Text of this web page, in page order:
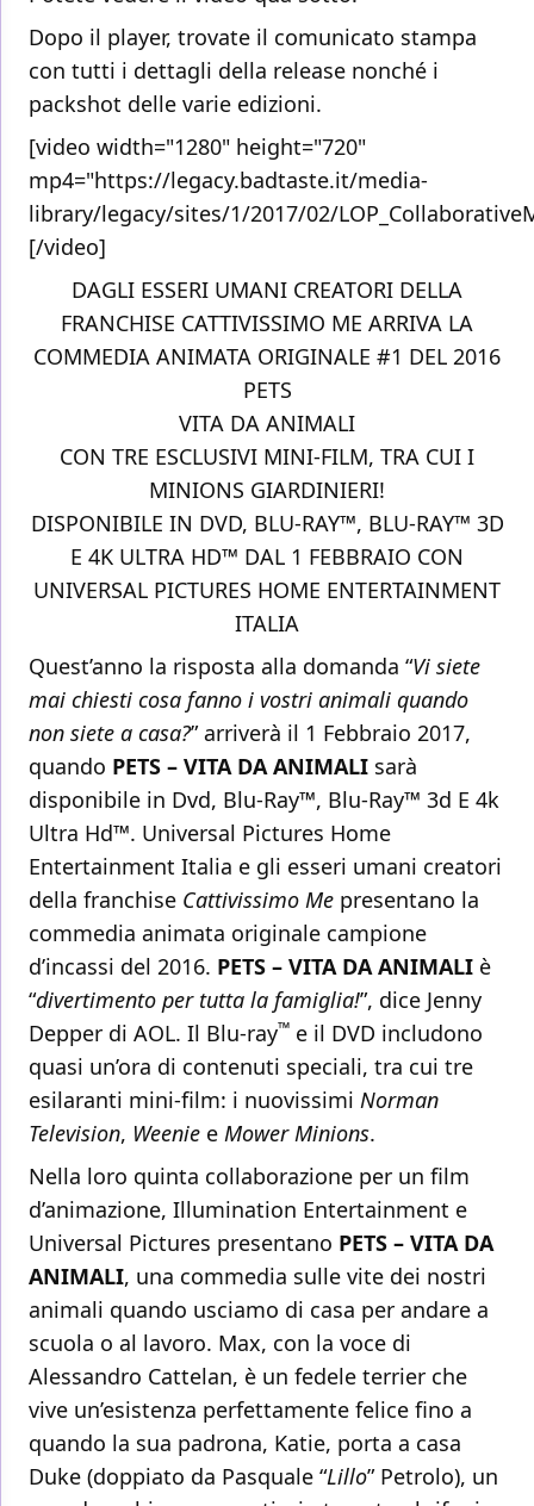
Dopo il player, trovate il comunicato stampa
con tutti i dettagli della release nonché i
packshot delle varie edizioni.
[video width="1280" height="720"
mp4="https://legacy.badtaste.it/media-
library/legacy/sites/1/2017/02/
[/video]
DAGLI ESSERI UMANI CREATORI DELLA
FRANCHISE CATTIVISSIMO ME ARRIVA LA
COMMEDIA ANIMATA ORIGINALE #1 DEL 2016
PETS
VITA DA ANIMALI
CON TRE ESCLUSIVI MINI-FILM, TRA CUI I
MINIONS GIARDINIERI!
DISPONIBILE IN DVD, BLU-RAY™, BLU-RAY™ 3D
E 4K ULTRA HD™ DAL 1 FEBBRAIO CON
UNIVERSAL PICTURES HOME ENTERTAINMENT
ITALIA
Quest’anno la risposta alla domanda “Vi siete
mai chiesti cosa fanno i vostri animali quando
non siete a casa?” arriverà il 1 Febbraio 2017,
quando PETS – VITA DA ANIMALI sarà
disponibile in Dvd, Blu-Ray™, Blu-Ray™ 3d E 4k
Ultra Hd™. Universal Pictures Home
Entertainment Italia e gli esseri umani creatori
della franchise Cattivissimo Me presentano la
commedia animata originale campione
d’incassi del 2016. PETS – VITA DA ANIMALI è
“divertimento per tutta la famiglia!”, dice Jenny
Depper di AOL. Il Blu-ray™ e il DVD includono
quasi un’ora di contenuti speciali, tra cui tre
esilaranti mini-film: i nuovissimi Norman
Television, Weenie e Mower Minions.
Nella loro quinta collaborazione per un film
d’animazione, Illumination Entertainment e
Universal Pictures presentano PETS – VITA DA
ANIMALI, una commedia sulle vite dei nostri
animali quando usciamo di casa per andare a
scuola o al lavoro. Max, con la voce di
Alessandro Cattelan, è un fedele terrier che
vive un’esistenza perfettamente felice fino a
quando la sua padrona, Katie, porta a casa
Duke (doppiato da Pasquale “Lillo” Petrolo), un